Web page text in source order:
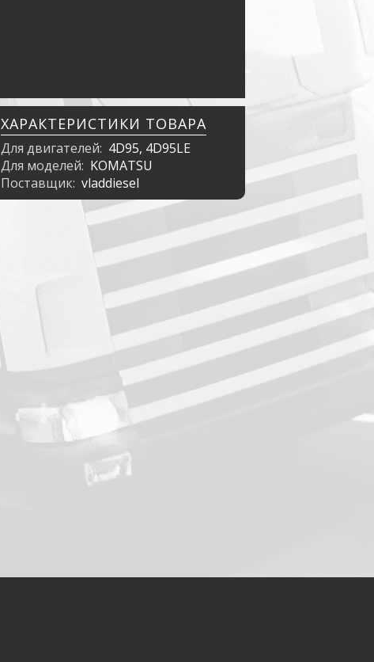
ХАРАКТЕРИСТИКИ ТОВАРА
Для двигателей: 4D95, 4D95LE
Для моделей: KOMATSU
Поставщик: vladdiesel